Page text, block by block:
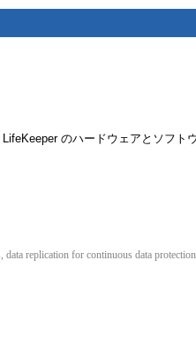
のハードウェアとソフト
replication for continuous data